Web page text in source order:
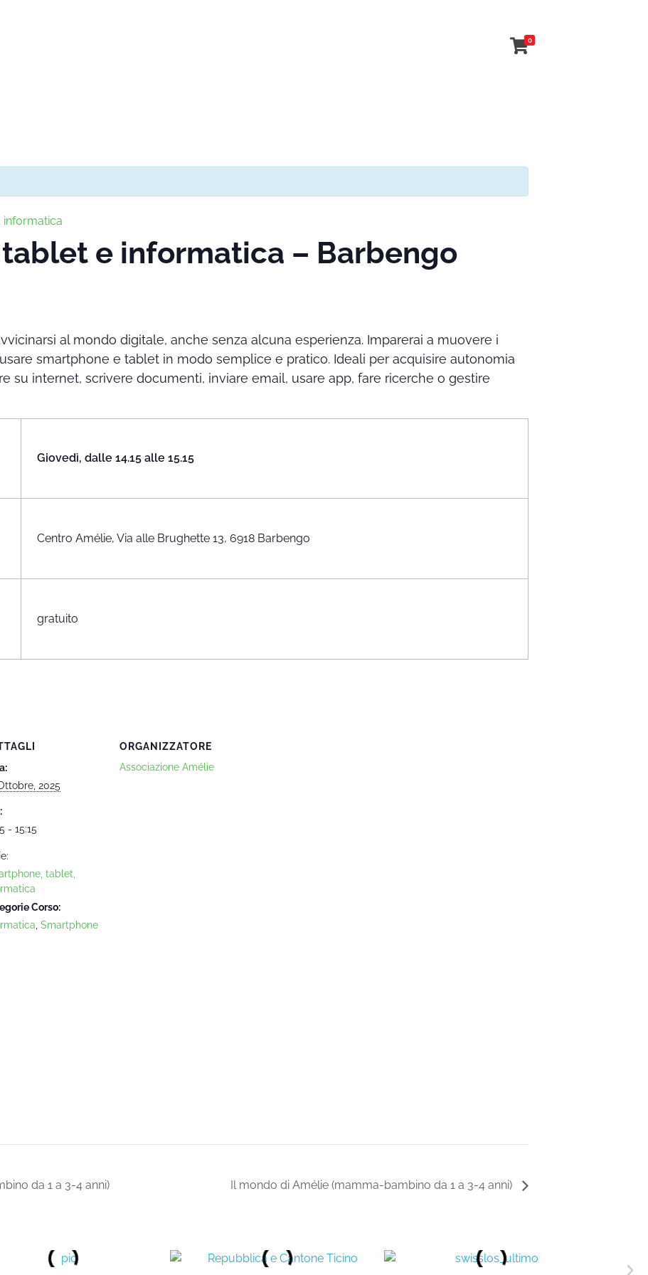
0
informatica
e informatica – Barbengo
al mondo digitale, anche senza alcuna esperienza. Imparerai a muovere i
smartphone e tablet in modo semplice e pratico. Ideali per acquisire autonomia
su internet, scrivere documenti, inviare email, usare app, fare ricerche o gestire
Giovedì, dalle 14.15 alle 15.15
Centro Amélie, Via alle Brughette 13, 6918 Barbengo
gratuito
2025
- 15:15
tablet,
Corso:
Smartphone
ORGANIZZATORE
Associazione Amélie
da 1 a 3-4 anni) Il mondo di Amélie (mamma-bambino da 1 a 3-4 anni)